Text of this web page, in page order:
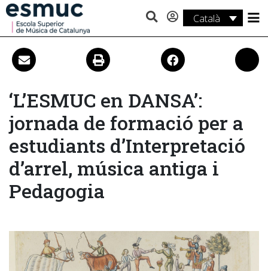
Català
Estudis
Recerca
Activitats
‘L’ESMUC en DANSA’:
jornada de formació per a
estudiants d’Interpretació
d’arrel, música antiga i
Pedagogia